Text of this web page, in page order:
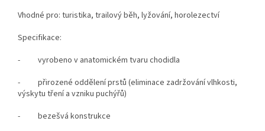
Vhodné pro: turistika, trailový běh, lyžování, horolezectví
Specifikace:
- vyrobeno v anatomickém tvaru chodidla
- přirozené oddělení prstů (eliminace zadržování vlhkosti,
výskytu tření a vzniku puchýřů)
- bezešvá konstrukce